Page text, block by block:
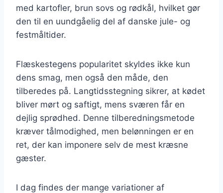
med kartofler, brun sovs og rødkål, hvilket gør
den til en uundgåelig del af danske jule- og
festmåltider.
Flæskestegens popularitet skyldes ikke kun
dens smag, men også den måde, den
tilberedes på. Langtidsstegning sikrer, at kødet
bliver mørt og saftigt, mens sværen får en
dejlig sprødhed. Denne tilberedningsmetode
kræver tålmodighed, men belønningen er en
ret, der kan imponere selv de mest kræsne
gæster.
I dag findes der mange variationer af